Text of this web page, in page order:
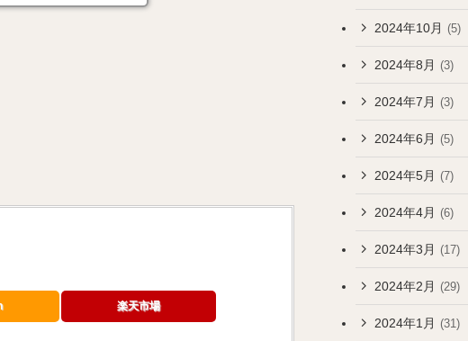
楽天市場
2024年10月 (5)
2024年8月 (3)
2024年7月 (3)
2024年6月 (5)
2024年5月 (7)
2024年4月 (6)
2024年3月 (17)
2024年2月 (29)
2024年1月 (31)